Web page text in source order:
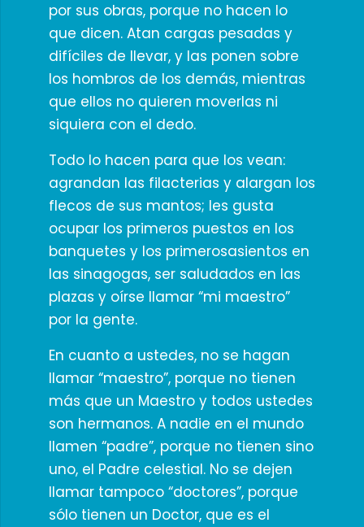
por sus obras, porque no hacen lo
que dicen. Atan cargas pesadas y
difíciles de llevar, y las ponen sobre
los hombros de los demás, mientras
que ellos no quieren moverlas ni
siquiera con el dedo.
Todo lo hacen para que los vean:
agrandan las filacterias y alargan los
flecos de sus mantos; les gusta
ocupar los primeros puestos en los
banquetes y los primerosasientos en
las sinagogas, ser saludados en las
plazas y oírse llamar “mi maestro”
por la gente.
En cuanto a ustedes, no se hagan
llamar “maestro”, porque no tienen
más que un Maestro y todos ustedes
son hermanos. A nadie en el mundo
llamen “padre”, porque no tienen sino
uno, el Padre celestial. No se dejen
llamar tampoco “doctores”, porque
sólo tienen un Doctor, que es el